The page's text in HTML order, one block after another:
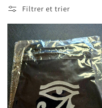
Filtrer et trier